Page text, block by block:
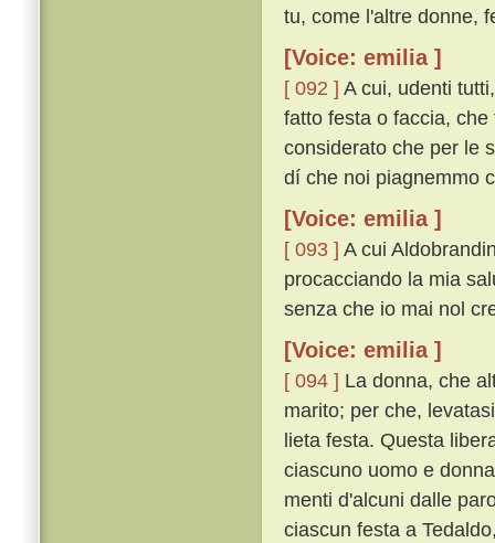
tu, come l'altre donne,
[Voice: emilia ]
[ 092 ] A cui, udenti
fatto festa o faccia,
considerato che per le
dí che noi piagnemmo
[Voice: emilia ]
[ 093 ] A cui
procacciando la mia
senza che io mai nol
[Voice: emilia ]
[ 094 ] La donna, che
marito; per che,
lieta festa. Questa
ciascuno uomo e
menti d'alcuni dalle
ciascun festa a